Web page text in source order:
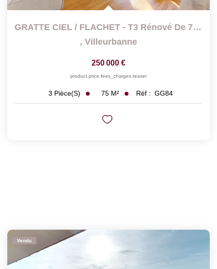
GRATTE CIEL / FLACHET - T3 Rénové De 75 M2 Traversant Avec...
, Villeurbanne
250 000 €
product.price.fees_charges.teaser
3 Pièce(s) 75 M² Réf : GG84
Vendu